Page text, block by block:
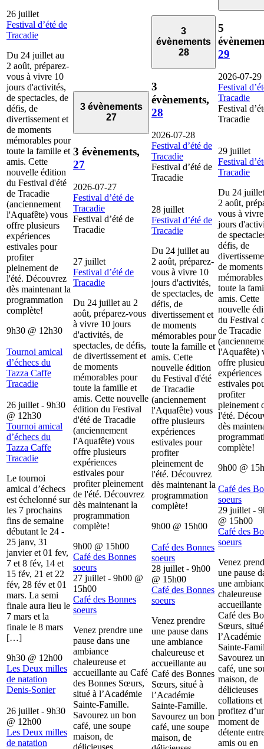
26 juillet
Festival d’été de
Tracadie
Du 24 juillet au
2 août, préparez-
vous à vivre 10
jours d'activités,
de spectacles, de
défis, de
divertissement et
de moments
mémorables pour
toute la famille et
amis. Cette
nouvelle édition
du Festival d'été
de Tracadie
(anciennement
l'Aquafête) vous
offre plusieurs
expériences
estivales pour
profiter
pleinement de
l'été. Découvrez
dès maintenant la
programmation
complète!
9h30 @ 12h30
Tournoi amical
d’échecs du
Tazza Caffe
Tracadie
26 juillet - 9h30
@ 12h30
Tournoi amical
d’échecs du
Tazza Caffe
Tracadie
Le tournoi
amical d’échecs
est échelonné sur
les 7 prochains
fins de semaine
débutant le 24 -
25 janv, 31
janvier et 01 fev,
7 et 8 fév, 14 et
15 fév, 21 et 22
fév, 28 fév et 01
mars. La semi
finale aura lieu le
7 mars et la
finale le 8 mars
[…]
9h30 @ 12h00
Les Deux milles
de natation
Denis-Sonier
26 juillet - 9h30
@ 12h00
Les Deux milles
de natation
3 évènements
27
3 évènements,
27
2026-07-27
Festival d’été de
Tracadie
Festival d’été de
Tracadie
27 juillet
Festival d’été de
Tracadie
Du 24 juillet au 2
août, préparez-vous
à vivre 10 jours
d'activités, de
spectacles, de défis,
de divertissement et
de moments
mémorables pour
toute la famille et
amis. Cette nouvelle
édition du Festival
d'été de Tracadie
(anciennement
l'Aquafête) vous
offre plusieurs
expériences
estivales pour
profiter pleinement
de l'été. Découvrez
dès maintenant la
programmation
complète!
9h00 @ 15h00
Café des Bonnes
soeurs
27 juillet - 9h00 @
15h00
Café des Bonnes
soeurs
Venez prendre une
pause dans une
ambiance
chaleureuse et
accueillante au Café
des Bonnes Sœurs,
situé à l’Académie
Sainte-Famille.
Savourez un bon
café, une soupe
maison, de
3
évènements
28
3
évènements,
28
2026-07-28
Festival d’été de
Tracadie
Festival d’été de
Tracadie
28 juillet
Festival d’été de
Tracadie
Du 24 juillet au
2 août, préparez-
vous à vivre 10
jours d'activités,
de spectacles, de
défis, de
divertissement et
de moments
mémorables pour
toute la famille et
amis. Cette
nouvelle édition
du Festival d'été
de Tracadie
(anciennement
l'Aquafête) vous
offre plusieurs
expériences
estivales pour
profiter
pleinement de
l'été. Découvrez
dès maintenant la
programmation
complète!
9h00 @ 15h00
Café des Bonnes
soeurs
28 juillet - 9h00
@ 15h00
Café des Bonnes
soeurs
Venez prendre
une pause dans
une ambiance
chaleureuse et
accueillante au
Café des Bonnes
Sœurs, situé à
l’Académie
Sainte-Famille.
Savourez un bon
café, une soupe
maison, de
5
29
2026-07-29
Festival
Tracadie
Festival
Tracadie
29 juillet
Festival
Tracadie
Du 24
2 août,
vous à
jours
de
défis, de
de moments
toute la
amis. Cette
nouvelle
du Festival
de Tracadie
l'Aquafête)
offre
expériences
estivales
profiter
pleinement
l'été.
dès
complète!
9h00 @
Café des
soeurs
29 juillet -
@ 15h00
Café des
soeurs
Venez
une pause
une
chaleureuse
accueillante
Café des
Sœurs,
l’Académie
Sainte-
Savourez
café, une
maison, de
délicieuses
collations et
profitez
moment de
détente
amis ou en